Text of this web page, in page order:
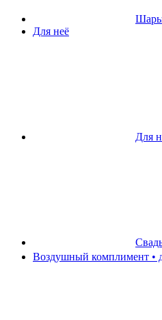
Для неё
Для
Воздушный комплимент •